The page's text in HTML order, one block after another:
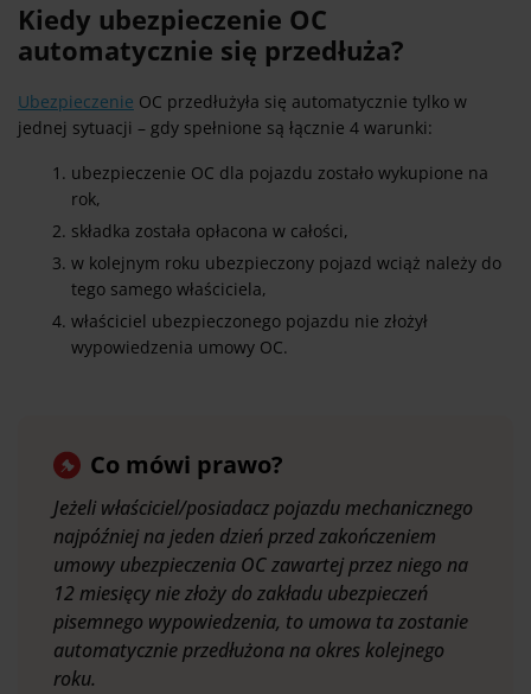
Kiedy ubezpieczenie OC
automatycznie się przedłuża?
Ubezpieczenie OC przedłużyła się automatycznie tylko w
jednej sytuacji – gdy spełnione są łącznie 4 warunki:
ubezpieczenie OC dla pojazdu zostało wykupione na
rok,
składka została opłacona w całości,
w kolejnym roku ubezpieczony pojazd wciąż należy do
tego samego właściciela,
właściciel ubezpieczonego pojazdu nie złożył
wypowiedzenia umowy OC.
Co mówi prawo?
Jeżeli właściciel/posiadacz pojazdu mechanicznego
najpóźniej na jeden dzień przed zakończeniem
umowy ubezpieczenia OC zawartej przez niego na
12 miesięcy nie złoży do zakładu ubezpieczeń
pisemnego wypowiedzenia, to umowa ta zostanie
automatycznie przedłużona na okres kolejnego
roku.